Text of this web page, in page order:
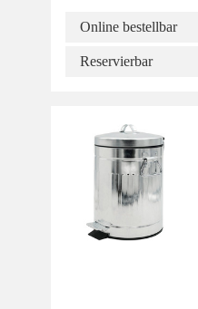
Online bestellbar
Reservierbar